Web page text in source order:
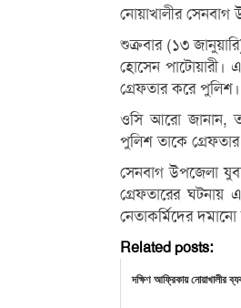
নোয়াখালীর
শুক্রবার (১৩
হোসেন
গ্রেফতার করে
ওসি আরো জানান,
পুলিশ তাকে
সেনবাগ উপজেলা
গ্রেফতারের ঘটনায়
নেতাকর্মিদের
Related posts:
দক্ষিণ আফ্রিকায় নোয়াখালীর